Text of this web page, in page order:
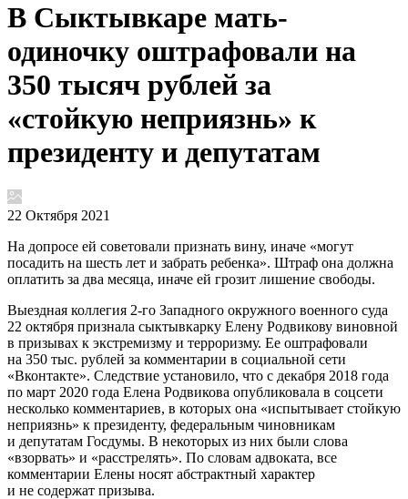
В Сыктывкаре мать-
одиночку оштрафовали на
350 тысяч рублей за
«‎стойкую неприязнь» к
президенту и депутатам
22 Октября 2021
На допросе ей советовали признать вину, иначе «могут
посадить на шесть лет и забрать ребенка». Штраф она должна
оплатить за два месяца, иначе ей грозит лишение свободы.
Выездная коллегия 2-го Западного окружного военного суда
22 октября признала сыктывкарку Елену Родвикову виновной
в призывах к экстремизму и терроризму. Ее оштрафовали
на 350 тыс. рублей за комментарии в социальной сети
«Вконтакте». Следствие установило, что с декабря 2018 года
по март 2020 года Елена Родвикова опубликовала в соцсети
несколько комментариев, в которых она «‎испытывает стойкую
неприязнь» к президенту, федеральным чиновникам
и депутатам Госдумы. В некоторых из них были слова
«‎взорвать» и «‎расстрелять». По словам адвоката, все
комментарии Елены носят абстрактный характер
и не содержат призыва.